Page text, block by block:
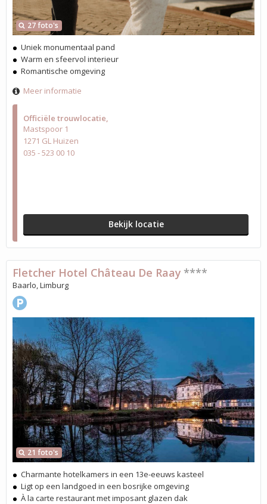
Officiële trouwlocatie
Mastspoor 1
1271 GL Huizen
035 - 523 00 10
Bekijk locatie
27 foto's
Uniek monumentaal pand
Warm en sfeervol interieur
Romantische omgeving
Meer informatie
21 foto's
Fletcher Hotel Château De Raay ****
Baarlo, Limburg
Charmante hotelkamers in een 13e-eeuws kasteel
Ligt op een landgoed in een bosrijke omgeving
À la carte restaurant met imposant glazen dak